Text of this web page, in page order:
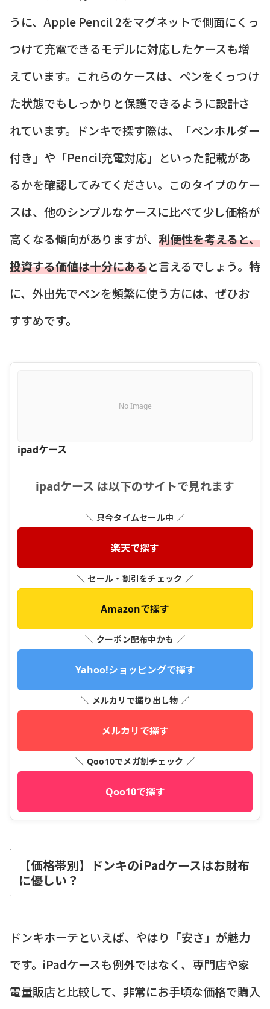
うに、Apple Pencil 2をマグネットで側面にくっ
つけて充電できるモデルに対応したケースも増
えています。これらのケースは、ペンをくっつけ
た状態でもしっかりと保護できるように設計さ
れています。ドンキで探す際は、「ペンホルダー
付き」や「Pencil充電対応」といった記載があ
るかを確認してみてください。このタイプのケー
スは、他のシンプルなケースに比べて少し価格が
高くなる傾向がありますが、 利便性を考えると、
投資する価値は十分にあると言えるでしょう。特
に、外出先でペンを頻繁に使う方には、ぜひお
すすめです。
No Image
ipadケース
ipadケース は以下のサイトで見れます
＼ 只今タイムセール中 ／
楽天で探す
＼ セール・割引をチェック ／
Amazonで探す
＼ クーポン配布中かも ／
Yahoo!ショッピングで探す
＼ メルカリで掘り出し物 ／
メルカリで探す
＼ Qoo10でメガ割チェック ／
Qoo10で探す
【価格帯別】ドンキのiPadケースはお財布
に優しい？
ドンキホーテといえば、やはり「安さ」が魅力
です。iPadケースも例外ではなく、専門店や家
電量販店と比較して、非常にお手頃な価格で購入